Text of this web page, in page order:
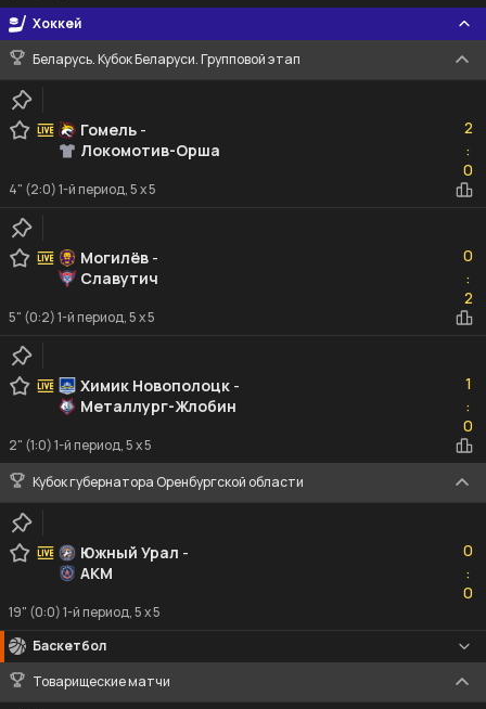
Хоккей
Беларусь. Кубок Беларуси. Групповой этап
Гомель -
Локомотив-Орша
2
:0
0
4" (2:0) 1-й период, 5 x 5
Могилёв -
Славутич
0
:2
2
5" (0:2) 1-й период, 5 x 5
Химик Новополоцк -
Металлург-Жлобин
1
:0
0
2" (1:0) 1-й период, 5 x 5
Кубок губернатора Оренбургской области
Южный Урал -
АКМ
0
:0
0
19" (0:0) 1-й период, 5 x 5
Баскетбол
Товарищеские матчи